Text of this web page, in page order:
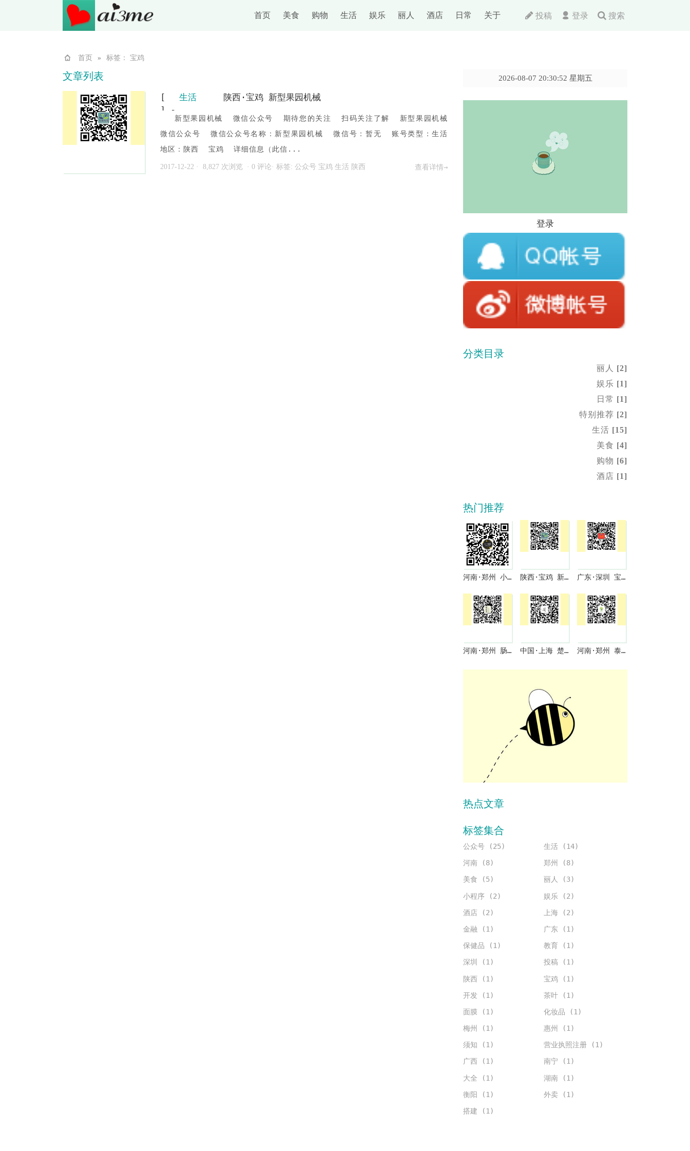
首页 美食 购物 生活 娱乐 丽人 酒店 日常 关于 投稿 登录 搜索
首页 » 标签： 宝鸡
文章列表
[
生活
] -
陕西·宝鸡 新型果园机械
新型果园机械 微信公众号 期待您的关注 扫码关注了解 新型果园机械
微信公众号 微信公众号名称：新型果园机械 微信号：暂无 账号类型：生活
地区：陕西 宝鸡 详细信息（此信...
2017-12-22 · 8,827 次浏览 · 0 评论 · 标签: 公众号 宝鸡 生活 陕西 查看详情→
2026-08-07 20:30:52 星期五
登录
分类目录
丽人
[2]
娱乐 [1]
日常 [1]
特别推荐 [2]
生活 [15]
美食 [4]
购物 [6]
酒店 [1]
热门推荐
河南·郑州 小一商圈 与君商祺 免费入驻啦 陕西·宝鸡 新型果园机械 广东·深圳 宝拉啦
河南·郑州 肠润保 中国·上海 楚零微课堂 河南·郑州 泰合春包装商城
热点文章
标签集合
公众号 (25) 生活 (14)
河南 (8) 郑州 (8)
美食 (5) 丽人 (3)
小程序 (2) 娱乐 (2)
酒店 (2) 上海 (2)
金融 (1) 广东 (1)
保健品 (1) 教育 (1)
深圳 (1) 投稿 (1)
陕西 (1) 宝鸡 (1)
开发 (1) 茶叶 (1)
面膜 (1) 化妆品 (1)
梅州 (1) 惠州 (1)
须知 (1) 营业执照注册 (1)
广西 (1) 南宁 (1)
大全 (1) 湖南 (1)
衡阳 (1) 外卖 (1)
搭建 (1)